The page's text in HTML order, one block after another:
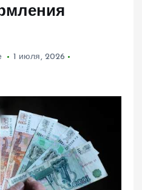
1 июля, 2026